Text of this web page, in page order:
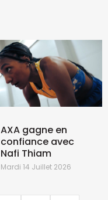
AXA gagne en
confiance avec
Nafi Thiam
Mardi 14 Juillet 2026